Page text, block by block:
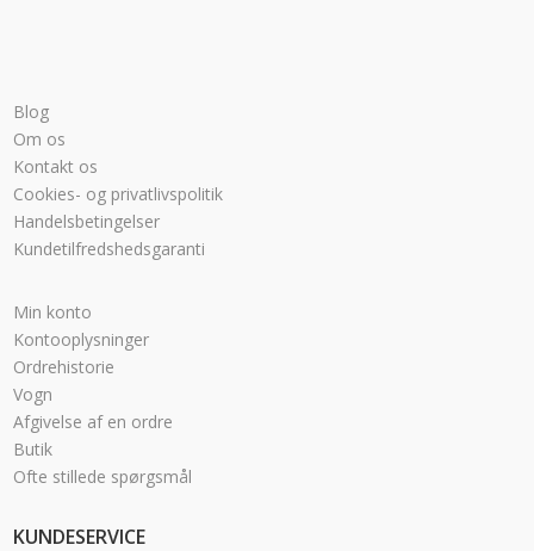
Blog
Om os
Kontakt os
Cookies- og privatlivspolitik
Handelsbetingelser
Kundetilfredshedsgaranti
Min konto
Kontooplysninger
Ordrehistorie
Vogn
Afgivelse af en ordre
Butik
Ofte stillede spørgsmål
KUNDESERVICE